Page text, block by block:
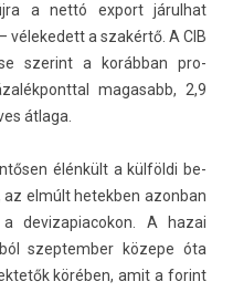
a nettó ex­port járul­hat
vélekedett a szakértő. A CIB
szerint a korábban pro­
magasabb, 2,9
átlaga.
élénkült a külföldi be­
elmúlt hetekb­en azon­ban
de­vizapiacokon. A hazai
szep­temb­er közepe óta
körében, amit a forint